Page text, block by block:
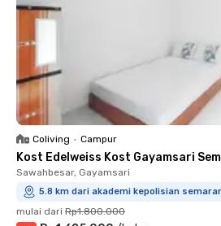
Coliving • Campur
Kost Edelweiss Kost Gayamsari
Sawahbesar, Gayamsari
5.8 km dari akademi kepolisian
mulai dari Rp1.800.000